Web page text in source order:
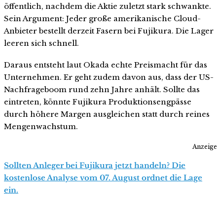
öffentlich, nachdem die Aktie zuletzt stark schwankte.
Sein Argument: Jeder große amerikanische Cloud-
Anbieter bestellt derzeit Fasern bei Fujikura. Die Lager
leeren sich schnell.
Daraus entsteht laut Okada echte Preismacht für das
Unternehmen. Er geht zudem davon aus, dass der US-
Nachfrageboom rund zehn Jahre anhält. Sollte das
eintreten, könnte Fujikura Produktionsengpässe
durch höhere Margen ausgleichen statt durch reines
Mengenwachstum.
Anzeige
Sollten Anleger bei Fujikura jetzt handeln? Die
kostenlose Analyse vom 07. August ordnet die Lage
ein.